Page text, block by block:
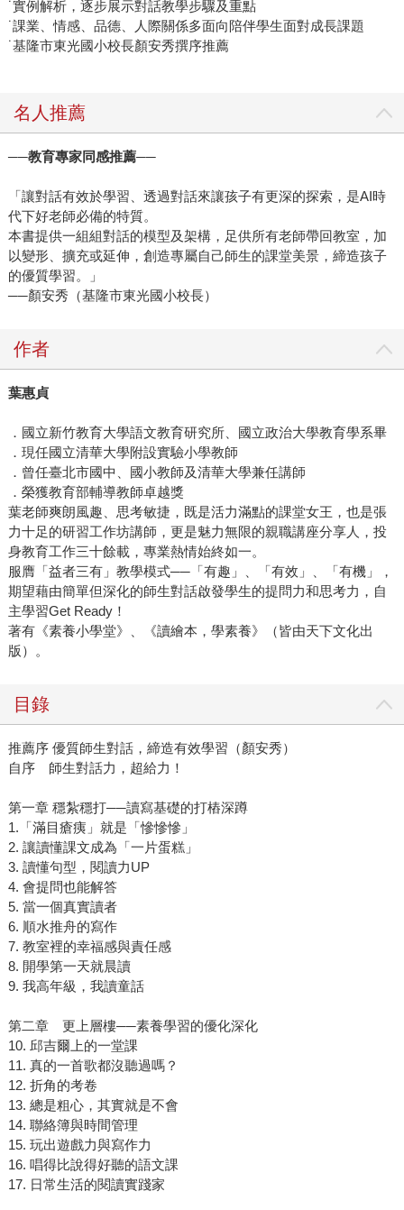
˙實例解析，逐步展示對話教學步驟及重點
˙課業、情感、品德、人際關係多面向陪伴學生面對成長課題
˙基隆市東光國小校長顏安秀撰序推薦
名人推薦
──教育專家同感推薦──
「讓對話有效於學習、透過對話來讓孩子有更深的探索，是AI時
代下好老師必備的特質。
本書提供一組組對話的模型及架構，足供所有老師帶回教室，加
以變形、擴充或延伸，創造專屬自己師生的課堂美景，締造孩子
的優質學習。」
──顏安秀（基隆市東光國小校長）
作者
葉惠貞
．國立新竹教育大學語文教育研究所、國立政治大學教育學系畢
．現任國立清華大學附設實驗小學教師
．曾任臺北市國中、國小教師及清華大學兼任講師
．榮獲教育部輔導教師卓越獎
葉老師爽朗風趣、思考敏捷，既是活力滿點的課堂女王，也是張
力十足的研習工作坊講師，更是魅力無限的親職講座分享人，投
身教育工作三十餘載，專業熱情始終如一。
服膺「益者三有」教學模式──「有趣」、「有效」、「有機」，
期望藉由簡單但深化的師生對話啟發學生的提問力和思考力，自
主學習Get Ready！
著有《素養小學堂》、《讀繪本，學素養》（皆由天下文化出
版）。
目錄
推薦序 優質師生對話，締造有效學習（顏安秀）
自序 師生對話力，超給力！
第一章 穩紮穩打──讀寫基礎的打樁深蹲
1.「滿目瘡痍」就是「慘慘慘」
2. 讓讀懂課文成為「一片蛋糕」
3. 讀懂句型，閱讀力UP
4. 會提問也能解答
5. 當一個真實讀者
6. 順水推舟的寫作
7. 教室裡的幸福感與責任感
8. 開學第一天就晨讀
9. 我高年級，我讀童話
第二章 更上層樓──素養學習的優化深化
10. 邱吉爾上的一堂課
11. 真的一首歌都沒聽過嗎？
12. 折角的考卷
13. 總是粗心，其實就是不會
14. 聯絡簿與時間管理
15. 玩出遊戲力與寫作力
16. 唱得比說得好聽的語文課
17. 日常生活的閱讀實踐家